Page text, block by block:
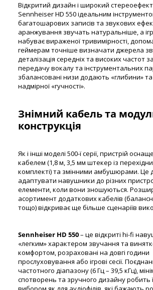
Відкритий дизайн і широкий
Sennheiser HD 550 ідеальним
багатошарових записів та звукових
аранжування звучать натуральніше, а
набуває вираженої тривимірності,
геймерам точніше визначати джерела
деталізація середніх та високих частот
передачу вокалу та інструментальних
збалансовані низи додають «глибини»
надмірної «гучності».
Знімний кабель та
конструкція
Як і інші моделі 500-ї серії, пристрій
кабелем (1,8 м, 3,5 мм штекер із
комплекті) та змінними амбушюрами. Це
адаптувати навушники до різних
елементи, коли вони зношуються.
асортимент додаткових кабелів
тощо) відкриває ще більше сценаріїв
Sennheiser HD 550– це відкриті hi-fi
«легким» характером звучання та
комфортом, розраховані на довгі години
прослуховування або ігрові сесії.
частотного діапазону (6 Гц – 39,5 кГц),
спотворень та зручного дизайну робить